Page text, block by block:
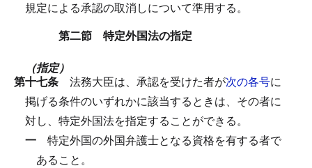
規定による承認の取消しについて準用する。
第二節 特定外国法の指定
（指定）
第十七条 法務大臣は、承認を受けた者が次の各号に
掲げる条件のいずれかに該当するときは、その者に
対し、特定外国法を指定することができる。
一 特定外国の外国弁護士となる資格を有する者で
あること。